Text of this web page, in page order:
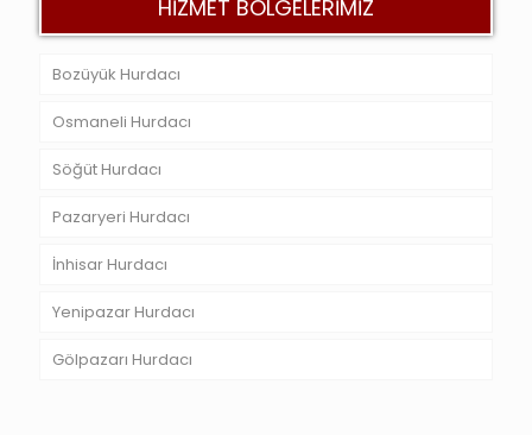
HİZMET BÖLGELERİMİZ
Bozüyük Hurdacı
Osmaneli Hurdacı
Söğüt Hurdacı
Pazaryeri Hurdacı
İnhisar Hurdacı
Yenipazar Hurdacı
Gölpazarı Hurdacı